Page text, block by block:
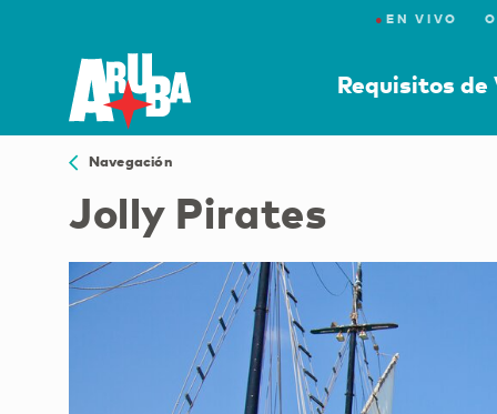
● EN VIVO
Requisitos de
Navegación
Jolly Pirates